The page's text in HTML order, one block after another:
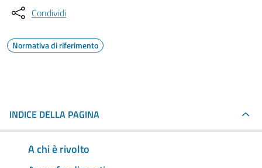
Condividi
Normativa di riferimento
INDICE DELLA PAGINA
A chi è rivolto